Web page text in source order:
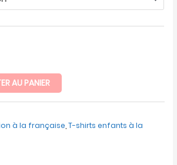
AU PANIER
à la française ,T-shirts enfants à la